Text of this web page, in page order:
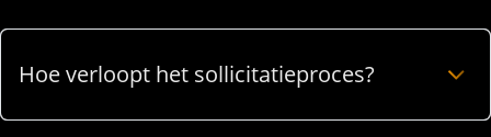
Hoe verloopt het sollicitatieproces?